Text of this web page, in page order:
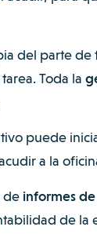
del parte
Toda la
puede
a la
de informes
de la